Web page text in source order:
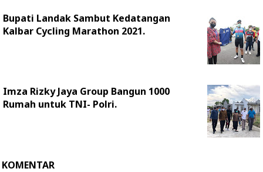
Bupati Landak Sambut Kedatangan
Kalbar Cycling Marathon 2021.
Imza Rizky Jaya Group Bangun 1000
Rumah untuk TNI- Polri.
KOMENTAR